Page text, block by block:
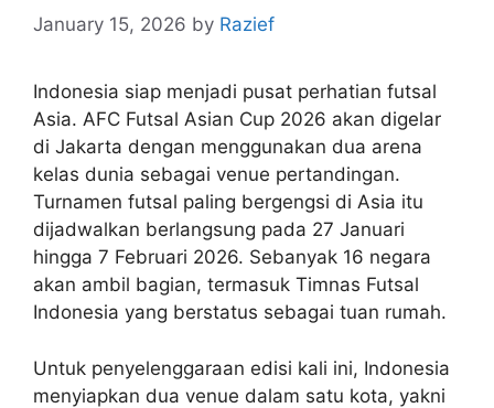
January 15, 2026 by Razief
Indonesia siap menjadi pusat perhatian futsal
Asia. AFC Futsal Asian Cup 2026 akan digelar
di Jakarta dengan menggunakan dua arena
kelas dunia sebagai venue pertandingan.
Turnamen futsal paling bergengsi di Asia itu
dijadwalkan berlangsung pada 27 Januari
hingga 7 Februari 2026. Sebanyak 16 negara
akan ambil bagian, termasuk Timnas Futsal
Indonesia yang berstatus sebagai tuan rumah.
Untuk penyelenggaraan edisi kali ini, Indonesia
menyiapkan dua venue dalam satu kota, yakni